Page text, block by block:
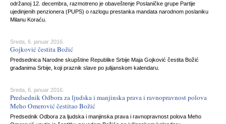
održanoj 12. decembra, razmotreno je obaveštenje Poslaničke grupe Partije
ujedinjenih penzionera (PUPS) o razlogu prestanka mandata narodnom poslaniku
Milanu Koraću.
Sreda, 6. januar 2016.
Gojković čestita Božić
Predsednica Narodne skupštine Republike Srbije Maja Gojković čestita Božić
građanima Srbije, koji praznik slave po julijanskom kalendaru.
Sreda, 6. januar 2016.
Predsednik Odbora za ljudska i manjinska prava i ravnopravnost polova
Meho Omerović čestitao Božić
Predsednik Odbora za ljudska i manjinska prava i ravnopravnost polova Meho